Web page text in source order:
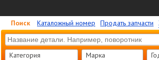
Поиск Каталожный номер Продать запчасти
Категория Марка